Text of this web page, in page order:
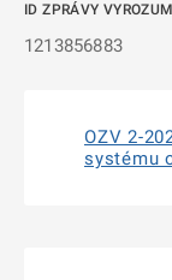
ID ZPRÁVY
1213856883
OZV 2-
systému